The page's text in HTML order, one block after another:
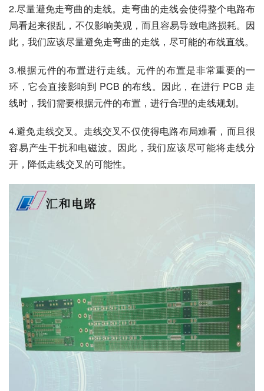
2.尽量避免走弯曲的走线。走弯曲的走线会使得整个电路布
局看起来很乱，不仅影响美观，而且容易导致电路损耗。因
此，我们应该尽量避免走弯曲的走线，尽可能的布线直线。
3.根据元件的布置进行走线。元件的布置是非常重要的一
环，它会直接影响到 PCB 的布线。因此，在进行 PCB 走
线时，我们需要根据元件的布置，进行合理的走线规划。
4.避免走线交叉。走线交叉不仅使得电路布局难看，而且很
容易产生干扰和电磁波。因此，我们应该尽可能将走线分
开，降低走线交叉的可能性。